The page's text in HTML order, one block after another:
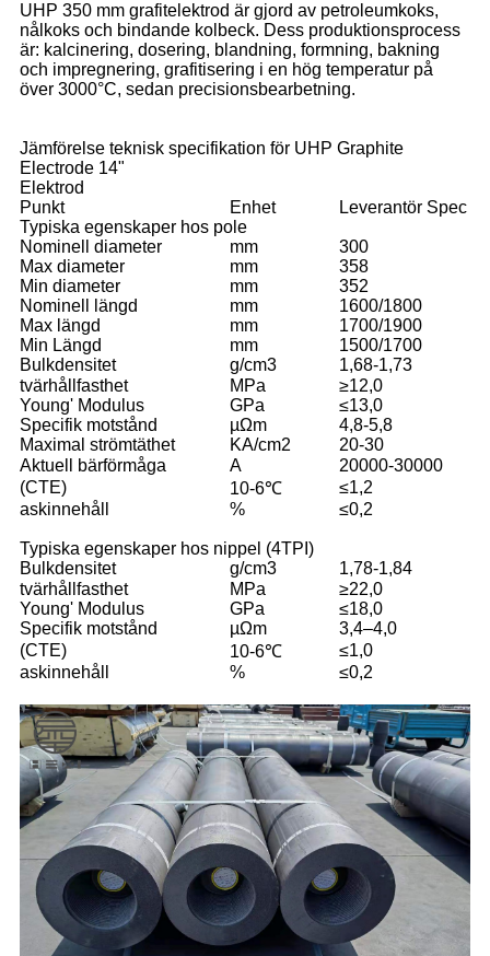
UHP 350 mm grafitelektrod är gjord av petroleumkoks,
nålkoks och bindande kolbeck. Dess produktionsprocess
är: kalcinering, dosering, blandning, formning, bakning
och impregnering, grafitisering i en hög temperatur på
över 3000°C, sedan precisionsbearbetning.
Jämförelse teknisk specifikation för UHP Graphite
Electrode 14"
Elektrod
Punkt
Enhet
Leverantör Spec
Typiska egenskaper hos pole
Nominell diameter
mm
300
Max diameter
mm
358
Min diameter
mm
352
Nominell längd
mm
1600/1800
Max längd
mm
1700/1900
Min Längd
mm
1500/1700
Bulkdensitet
g/cm3
1,68-1,73
tvärhållfasthet
MPa
≥12,0
Young' Modulus
GPa
≤13,0
Specifik motstånd
µΩm
4,8-5,8
Maximal strömtäthet
KA/cm2
20-30
Aktuell bärförmåga
A
20000-30000
(CTE)
10-6℃
≤1,2
askinnehåll
% ≤0,2
Typiska egenskaper hos nippel (4TPI)
Bulkdensitet
g/cm3
1,78-1,84
tvärhållfasthet
MPa
≥22,0
Young' Modulus
GPa
≤18,0
Specifik motstånd
µΩm
3,4–4,0
(CTE)
10-6℃
≤1,0
askinnehåll
% ≤0,2